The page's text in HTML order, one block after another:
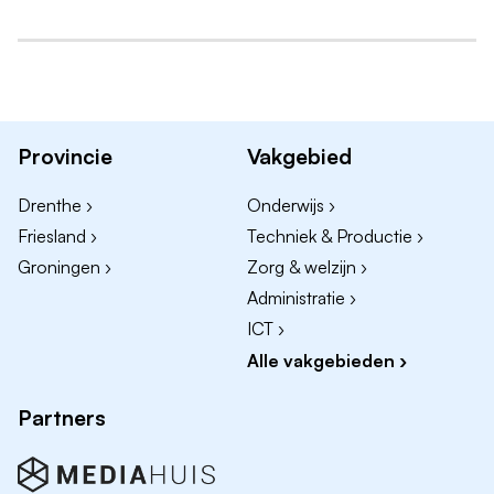
Provincie
Drenthe ›
Friesland ›
Groningen ›
Vakgebied
Onderwijs ›
Techniek & Productie ›
Zorg & welzijn ›
Administratie ›
ICT ›
Alle vakgebieden ›
Partners